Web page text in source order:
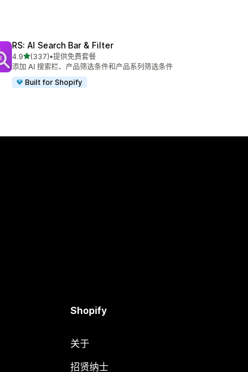
RS: AI Search Bar & Filter
4.9星（满分 5 星）
(337)
总共 337 条评论
•提供免费套餐
添加 AI 搜索栏、产品筛选条件和产品系列筛选条件
Built for Shopify
Shopify
关于
招贤纳士